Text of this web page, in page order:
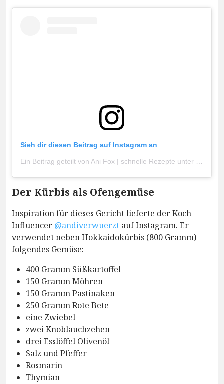
Sieh dir diesen Beitrag auf Instagram an
Der Kürbis als Ofengemüse
Inspiration für dieses Gericht lieferte der Koch-
Influencer @andiverwuerzt auf Instagram. Er
verwendet neben Hokkaidokürbis (800 Gramm)
folgendes Gemüse:
400 Gramm Süßkartoffel
150 Gramm Möhren
150 Gramm Pastinaken
250 Gramm Rote Bete
eine Zwiebel
zwei Knoblauchzehen
drei Esslöffel Olivenöl
Salz und Pfeffer
Rosmarin
Thymian